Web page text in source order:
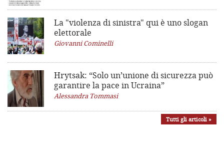
La "violenza di sinistra" qui è uno slogan
elettorale
Giovanni Cominelli
Hrytsak: “Solo un’unione di sicurezza può
garantire la pace in Ucraina”
Alessandra Tommasi
Tutti gli articoli »